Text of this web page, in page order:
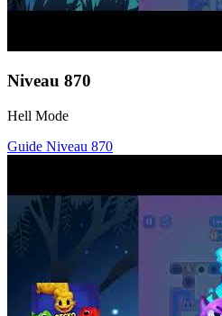
Niveau 870
Hell Mode
Guide Niveau 870